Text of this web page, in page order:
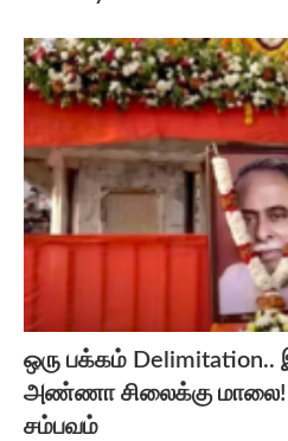
ஒரு பக்கம்
அண்ணா சிலைக்கு மாலை!
சம்பவம்